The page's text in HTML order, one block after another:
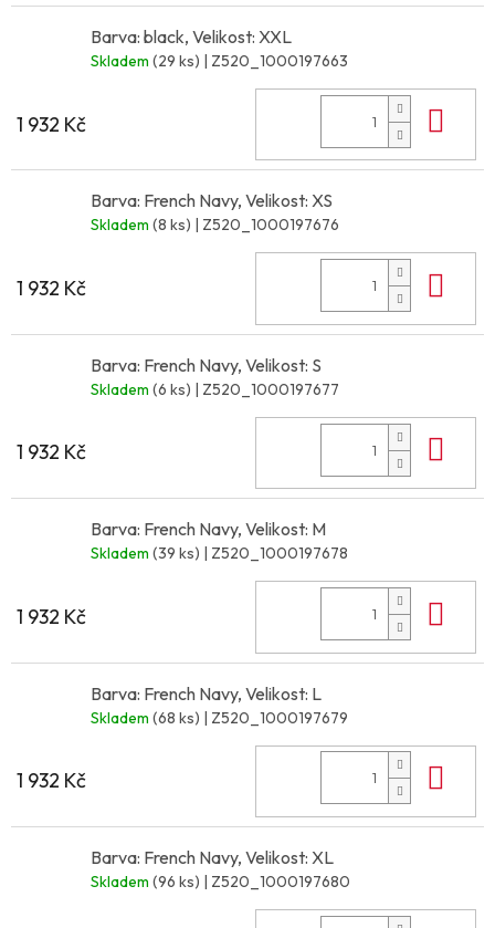
Barva: black, Velikost: XXL
Skladem (29 ks) | Z520_1000197663
1 932 Kč
Barva: French Navy, Velikost: XS
Skladem (8 ks) | Z520_1000197676
1 932 Kč
Barva: French Navy, Velikost: S
Skladem (6 ks) | Z520_1000197677
1 932 Kč
Barva: French Navy, Velikost: M
Skladem (39 ks) | Z520_1000197678
1 932 Kč
Barva: French Navy, Velikost: L
Skladem (68 ks) | Z520_1000197679
1 932 Kč
Barva: French Navy, Velikost: XL
Skladem (96 ks) | Z520_1000197680